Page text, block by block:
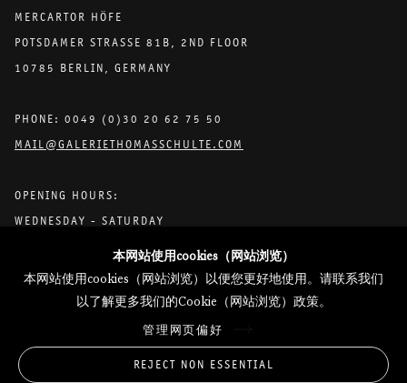
MERCARTOR HÖFE
POTSDAMER STRASSE 81B, 2ND FLOOR
10785 BERLIN, GERMANY
PHONE: 0049 (0)30 20 62 75 50
MAIL@GALERIETHOMASSCHULTE.COM
OPENING HOURS:
WEDNESDAY - SATURDAY
托马斯·舒尔特画廊将根据我们的隐私政策处理您所提供的个人数据
管理网页偏好
版权 2026 Galerie Thomas Schulte
本网站使用cookies（网站浏览）
本网站使用cookies（网站浏览）以便您更好地使用。请联系我们
以了解更多我们的Cookie（网站浏览）政策。
管理网页偏好
REJECT NON ESSENTIAL